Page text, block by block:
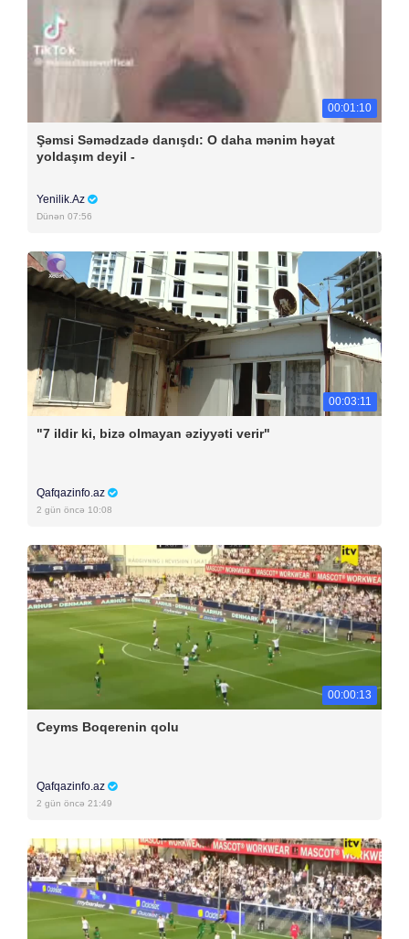
00:01:10
Şəmsi Səmədzadə danışdı: O daha mənim həyat
yoldaşım deyil -
Yenilik.Az
Dünən 07:56
00:03:11
"7 ildir ki, bizə olmayan əziyyəti verir"
Qafqazinfo.az
2 gün öncə 10:08
00:00:13
Ceyms Boqerenin qolu
Qafqazinfo.az
2 gün öncə 21:49